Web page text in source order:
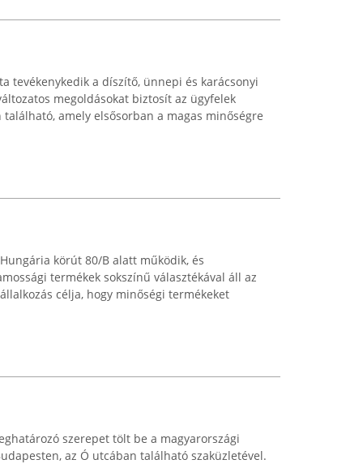
tevékenykedik a díszítő, ünnepi és karácsonyi
megoldásokat biztosít az ügyfelek
amely elsősorban a magas minőségre
körút 80/B alatt működik, és
termékek sokszínű választékával áll az
célja, hogy minőségi termékeket
szerepet tölt be a magyarországi
az Ó utcában található szaküzletével.